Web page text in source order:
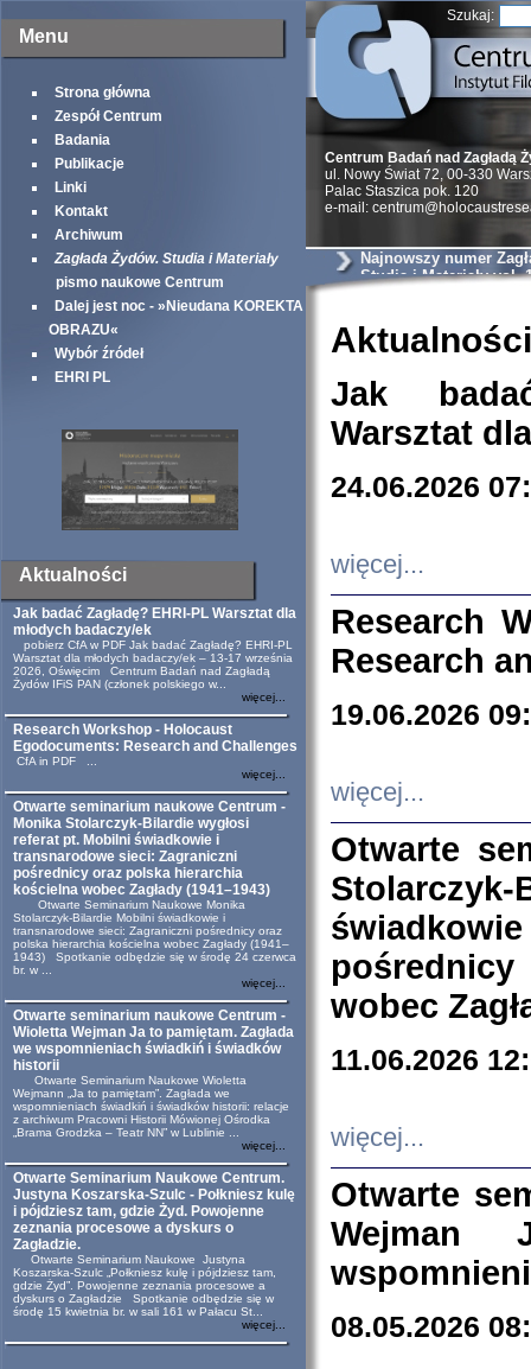
Menu
Strona główna
Zespół Centrum
Badania
Publikacje
Linki
Kontakt
Archiwum
Zagłada Żydów. Studia i Materiały
pismo naukowe Centrum
Dalej jest noc - »Nieudana KOREKTA
OBRAZU«
Wybór źródeł
EHRI PL
Aktualności
Jak badać Zagładę? EHRI-PL Warsztat dla
młodych badaczy/ek
pobierz CfA w PDF Jak badać Zagładę? EHRI-PL
Warsztat dla młodych badaczy/ek – 13-17 września
2026, Oświęcim Centrum Badań nad Zagładą
Żydów IFiS PAN (członek polskiego w...
więcej...
Research Workshop - Holocaust
Egodocuments: Research and Challenges
CfA in PDF ...
więcej...
Otwarte seminarium naukowe Centrum -
Monika Stolarczyk-Bilardie wygłosi
referat pt. Mobilni świadkowie i
transnarodowe sieci: Zagraniczni
pośrednicy oraz polska hierarchia
kościelna wobec Zagłady (1941–1943)
Otwarte Seminarium Naukowe Monika
Stolarczyk-Bilardie Mobilni świadkowie i
transnarodowe sieci: Zagraniczni pośrednicy oraz
polska hierarchia kościelna wobec Zagłady (1941–
1943) Spotkanie odbędzie się w środę 24 czerwca
br. w ...
więcej...
Otwarte seminarium naukowe Centrum -
Wioletta Wejman Ja to pamiętam. Zagłada
we wspomnieniach świadkiń i świadków
historii
Otwarte Seminarium Naukowe Wioletta
Wejmann „Ja to pamiętam”. Zagłada we
wspomnieniach świadkiń i świadków historii: relacje
z archiwum Pracowni Historii Mówionej Ośrodka
„Brama Grodzka – Teatr NN” w Lublinie ...
więcej...
Otwarte Seminarium Naukowe Centrum.
Justyna Koszarska-Szulc - Połkniesz kulę
i pójdziesz tam, gdzie Żyd. Powojenne
zeznania procesowe a dyskurs o
Zagładzie.
Otwarte Seminarium Naukowe Justyna
Koszarska-Szulc „Połkniesz kulę i pójdziesz tam,
gdzie Żyd”. Powojenne zeznania procesowe a
dyskurs o Zagładzie Spotkanie odbędzie się w
środę 15 kwietnia br. w sali 161 w Pałacu St...
więcej...
Szukaj:
Centrum Badań nad Zagładą
ul. Nowy Świat 72, 00-330
Palac Staszica pok. 120
e-mail:
Najnowszy numer
Studia i Materiały vol.
Aktualności
Jak
Warsztat
24.06.2026
więcej...
Research
Research
19.06.2026
więcej...
Otwarte
wobec
11.06.2026
więcej...
Otwarte
Wejman
08.05.2026